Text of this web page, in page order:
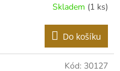
Skladem (1 ks)
Do košíku
Kód: 30127